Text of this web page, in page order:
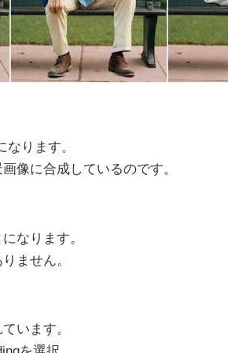
ります。
像に合成しているのです。
なります。
ません。
います。